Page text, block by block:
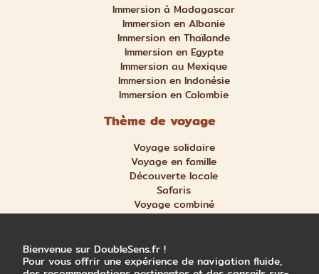
Immersion à Madagascar
Immersion en Albanie
Immersion en Thaïlande
Immersion en Egypte
Immersion au Mexique
Immersion en Indonésie
Immersion en Colombie
Thème de voyage
Voyage solidaire
Voyage en famille
Découverte locale
Safaris
Voyage combiné
Nature et aventure
Bienvenue sur DoubleSens.fr !
Pour vous offrir une expérience de navigation fluide,